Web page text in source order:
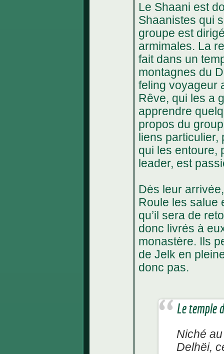
Le Shaani est
Shaanistes qui
groupe est
armimales. La
fait dans un
montagnes du
feling voyageur
Rêve, qui les a
apprendre
propos du
liens
qui les entoure,
leader, est
Dès leur
Roule les salue
qu’il sera de
donc livrés à
monastère. Ils
de Jelk en
donc pas.
Le temple
Niché
Delhëi,